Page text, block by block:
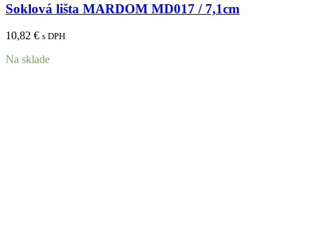
Soklová lišta MARDOM MD017 / 7,1cm
10,82 € s DPH
Na sklade